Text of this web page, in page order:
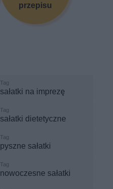
przepisu
sałatki na imprezę
sałatki dietetyczne
pyszne sałatki
nowoczesne sałatki